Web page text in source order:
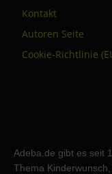
Kontakt
Autoren Seite
Cookie-Richtlinie
Adeba.de gibt es seit
Thema